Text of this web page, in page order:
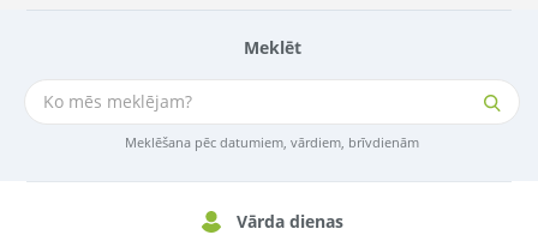
Meklēt
Meklēšana pēc datumiem, vārdiem, brīvdienām
Vārda dienas